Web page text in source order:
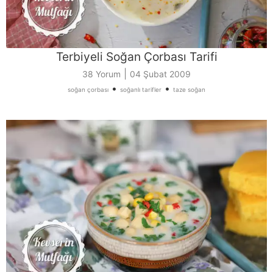
Terbiyeli Soğan Çorbası Tarifi
38 Yorum 04 Şubat 2009
soğan çorbası • soğanlı tarifler • taze soğan